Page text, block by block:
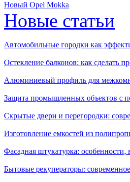
Новый Opel Mokka
Новые статьи
Автомобильные городки как
Остекление балконов: как сделать
Алюминиевый профиль для
Защита промышленных объектов с
Скрытые двери и перегородки:
Изготовление емкостей из
Фасадная штукатурка:
Бытовые рекуператоры: